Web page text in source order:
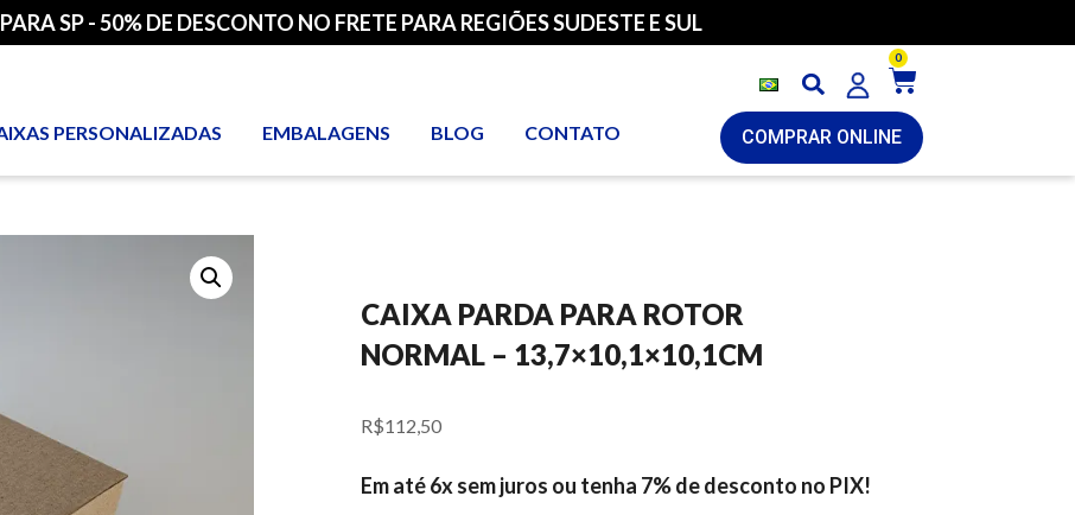
SP - 50% DE DESCONTO NO FRETE PARA REGIÕES SUDESTE E SUL
PERSONALIZADAS EMBALAGENS BLOG CONTATO
0
COMPRAR ONLINE
CAIXA PARDA PARA ROTOR
NORMAL – 13,7×10,1×10,1CM
R$112,50
Em até 6x sem juros ou tenha 7% de desconto no PIX!